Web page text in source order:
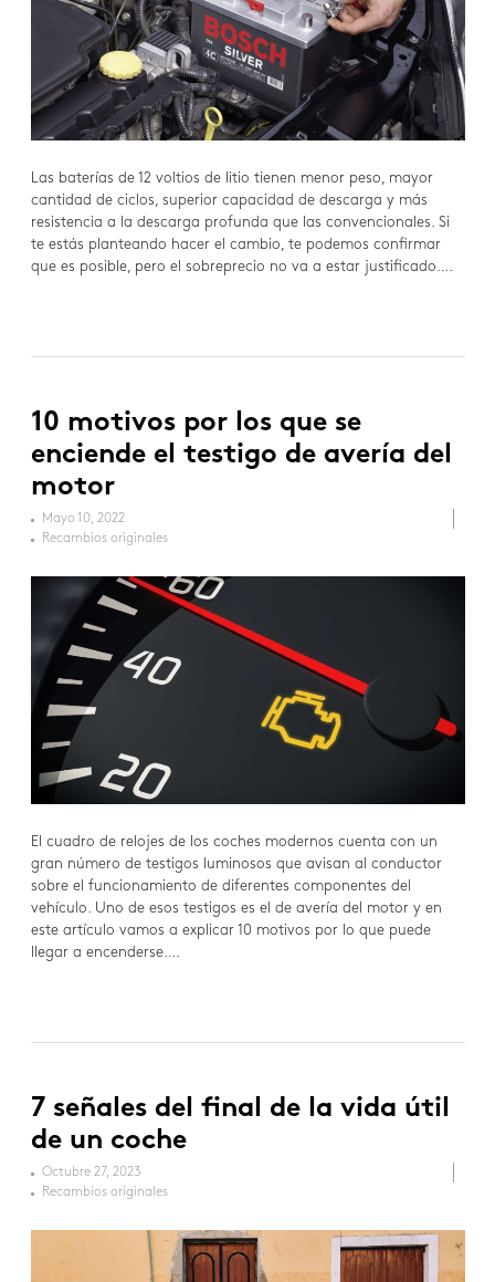
Las baterías de 12 voltios de litio tienen menor peso, mayor
cantidad de ciclos, superior capacidad de descarga y más
resistencia a la descarga profunda que las convencionales. Si
te estás planteando hacer el cambio, te podemos confirmar
que es posible, pero el sobreprecio no va a estar justificado….
10 motivos por los que se
enciende el testigo de avería del
motor
Mayo 10, 2022
Recambios originales
El cuadro de relojes de los coches modernos cuenta con un
gran número de testigos luminosos que avisan al conductor
sobre el funcionamiento de diferentes componentes del
vehículo. Uno de esos testigos es el de avería del motor y en
este artículo vamos a explicar 10 motivos por lo que puede
llegar a encenderse….
7 señales del final de la vida útil
de un coche
Octubre 27, 2023
Recambios originales